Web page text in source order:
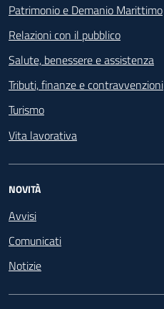
Patrimonio e Demanio Marittimo
Relazioni con il pubblico
Salute, benessere e assistenza
Tributi, finanze e contravvenzioni
Turismo
Vita lavorativa
NOVITÀ
Avvisi
Comunicati
Notizie